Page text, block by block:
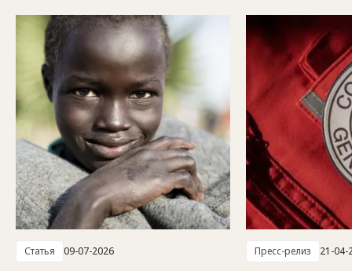
Статья 09-07-2026 Пресс-релиз 21-04-